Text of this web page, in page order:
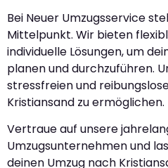
Bei Neuer Umzugsservice
Mittelpunkt. Wir bieten
individuelle Lösungen, um
planen und durchzuführen.
stressfreien und
Kristiansand zu ermöglichen.
Vertraue auf unsere
Umzugsunternehmen und
deinen Umzug nach